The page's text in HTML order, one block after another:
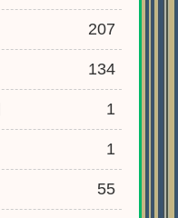
207
134
1
1
55